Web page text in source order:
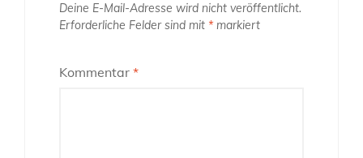
Deine E-Mail-Adresse wird nicht veröffentlicht.
Erforderliche Felder sind mit * markiert
Kommentar *